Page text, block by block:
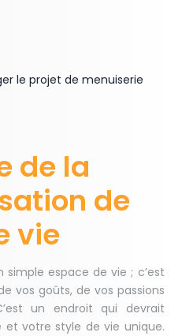
le projet de menuiserie
de la
de
vie
simple espace de vie ; c’est
vos goûts, de vos passions
un endroit qui devrait
et votre style de vie unique.